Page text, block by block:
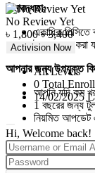
সীমাবদ্ধতা:
একাধিক পিসিতে
টুলস শেয়ার করা
আপনার জন্য উপযুক্ত
আপনি যদি কম
1 বছরের জন্য
নিয়মিত আপডেট
No Review Yet
৳ 1,800 ৳3,400
Activision Now
All Levels
0 Total
14/02/2025
Hi, Welcome back!